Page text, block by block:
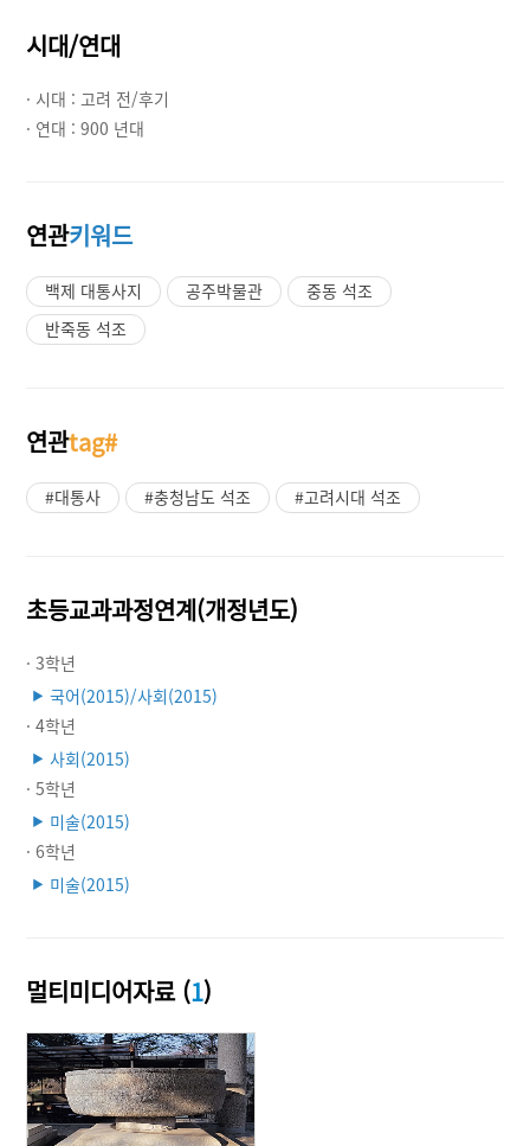
시대/연대
· 시대 :고려 전/후기
· 연대 :900 년대
연관키워드
백제 대통사지 공주박물관
중동 석조
반죽동 석조
연관tag#
#대통사 #충청남도 석조 #고려시대 석조
초등교과과정연계(개정년도)
· 3학년
▶ 국어(2015)/사회(2015)
· 4학년
▶ 사회(2015)
· 5학년
▶ 미술(2015)
· 6학년
▶ 미술(2015)
멀티미디어자료 (1)